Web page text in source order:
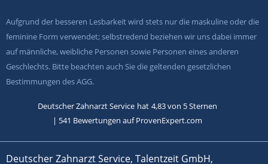
Aufgrund der besseren Lesbarkeit wird stets nur die maskuline oder die
feminine Form verwendet; selbstredend beziehen wir uns dabei immer
auf männliche, weibliche Personen sowie Personen eines anderen
Geschlechts. Bitte beachten auch Sie die geltenden gesetzlichen
Bestimmungen des AGG.
Deutscher Zahnarzt Service hat 4,83von 5Sternen
| 541 Bewertungen auf ProvenExpert.com
Deutscher Zahnarzt Service, Talentzeit GmbH,